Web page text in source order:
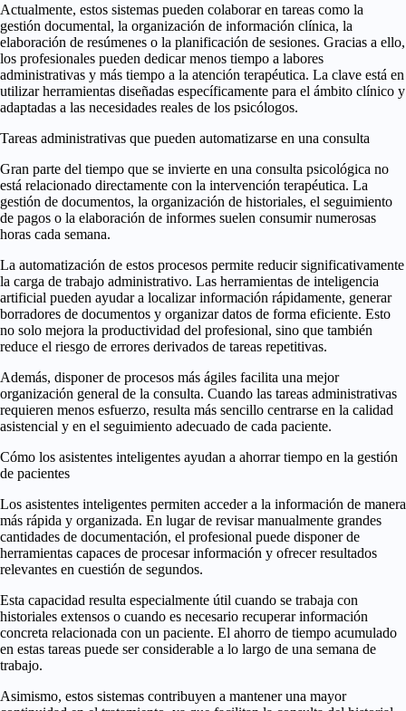
Actualmente, estos sistemas pueden colaborar en tareas como la
gestión documental, la organización de información clínica, la
elaboración de resúmenes o la planificación de sesiones. Gracias a ello,
los profesionales pueden dedicar menos tiempo a labores
administrativas y más tiempo a la atención terapéutica. La clave está en
utilizar herramientas diseñadas específicamente para el ámbito clínico y
adaptadas a las necesidades reales de los psicólogos.
Tareas administrativas que pueden automatizarse en una consulta
Gran parte del tiempo que se invierte en una consulta psicológica no
está relacionado directamente con la intervención terapéutica. La
gestión de documentos, la organización de historiales, el seguimiento
de pagos o la elaboración de informes suelen consumir numerosas
horas cada semana.
La automatización de estos procesos permite reducir significativamente
la carga de trabajo administrativo. Las herramientas de inteligencia
artificial pueden ayudar a localizar información rápidamente, generar
borradores de documentos y organizar datos de forma eficiente. Esto
no solo mejora la productividad del profesional, sino que también
reduce el riesgo de errores derivados de tareas repetitivas.
Además, disponer de procesos más ágiles facilita una mejor
organización general de la consulta. Cuando las tareas administrativas
requieren menos esfuerzo, resulta más sencillo centrarse en la calidad
asistencial y en el seguimiento adecuado de cada paciente.
Cómo los asistentes inteligentes ayudan a ahorrar tiempo en la gestión
de pacientes
Los asistentes inteligentes permiten acceder a la información de manera
más rápida y organizada. En lugar de revisar manualmente grandes
cantidades de documentación, el profesional puede disponer de
herramientas capaces de procesar información y ofrecer resultados
relevantes en cuestión de segundos.
Esta capacidad resulta especialmente útil cuando se trabaja con
historiales extensos o cuando es necesario recuperar información
concreta relacionada con un paciente. El ahorro de tiempo acumulado
en estas tareas puede ser considerable a lo largo de una semana de
trabajo.
Asimismo, estos sistemas contribuyen a mantener una mayor